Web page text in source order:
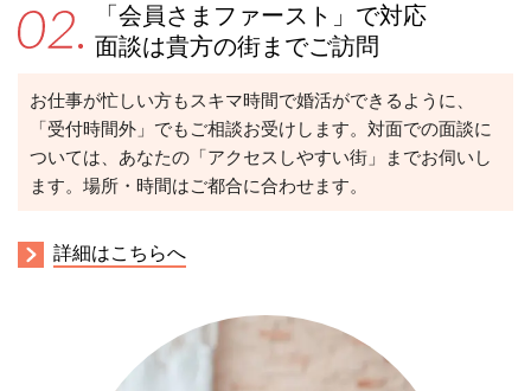
「会員さまファースト」で対応
面談は貴方の街までご訪問
お仕事が忙しい方もスキマ時間で婚活ができるように、
「受付時間外」でもご相談お受けします。対面での面談に
ついては、あなたの「アクセスしやすい街」までお伺いし
ます。場所・時間はご都合に合わせます。
詳細はこちらへ